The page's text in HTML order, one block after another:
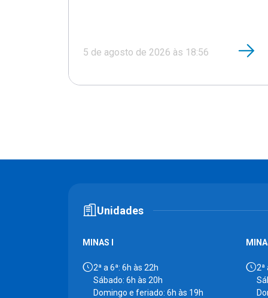
5 de agosto de 2026 às 18:56
Unidades
MINAS I
2ª a 6ª: 6h às 22h
Sábado: 6h às 20h
Domingo e feriado: 6h às 19h
2ª